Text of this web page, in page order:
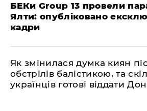
БЕКи Group 13 провели
Ялти: опубліковано
кадри
Як змінилася думка киян
обстрілів балістикою, та
українців готові віддати